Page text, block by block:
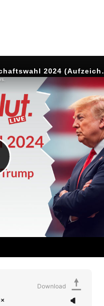
Download